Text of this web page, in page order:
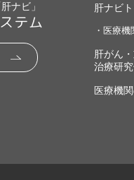
ナビ」
テム
肝ナビ
・医療
肝がん
治療研
医療機